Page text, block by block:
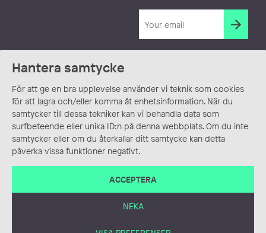
Hantera samtycke
För att ge en bra upplevelse använder vi teknik som cookies
för att lagra och/eller komma åt enhetsinformation. När du
samtycker till dessa tekniker kan vi behandla data som
surfbeteende eller unika ID:n på denna webbplats. Om du inte
samtycker eller om du återkallar ditt samtycke kan detta
påverka vissa funktioner negativt.
ACCEPTERA
NEKA